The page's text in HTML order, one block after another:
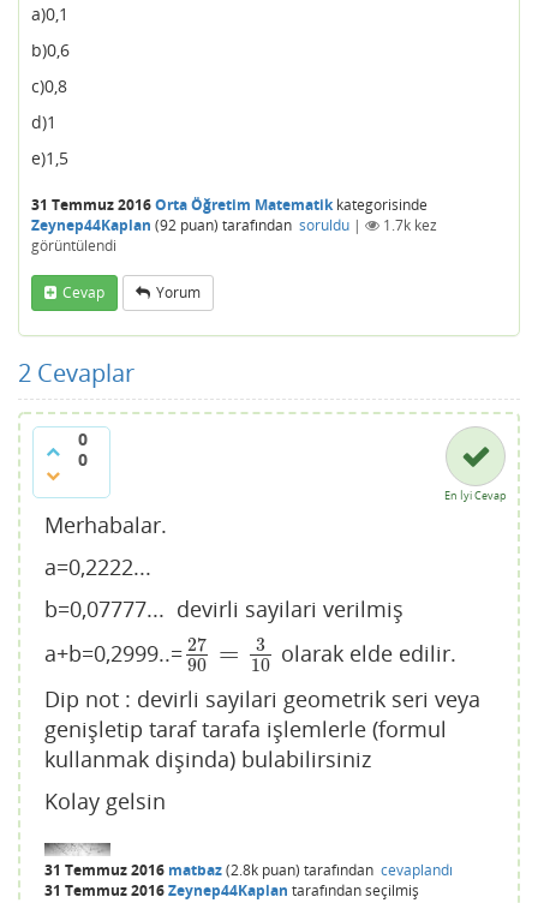
a)0,1
b)0,6
c)0,8
d)1
e)1,5
31 Temmuz 2016Orta Öğretim Matematikkategorisinde
Zeynep44Kaplan (92 puan) tarafından soruldu | 1.7k kez
görüntülendi
Cevap Yorum
2 Cevaplar
0
0
En İyi Cevap
Merhabalar.
a=0,2222...
b=0,07777... devirli sayilari verilmiş
a+b=0,2999..= 27
90
=
3
10
2790= 310 olarak elde edilir.
Dip not : devirli sayilari geometrik seri veya
genişletip taraf tarafa işlemlerle (formul
kullanmak dişinda) bulabilirsiniz
Kolay gelsin
31 Temmuz 2016 matbaz(2.8k puan) tarafından cevaplandı
31 Temmuz 2016Zeynep44Kaplan tarafındanseçilmiş